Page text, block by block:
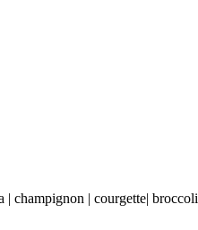
| champignon | courgette|